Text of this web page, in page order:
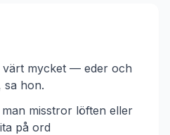
värt mycket — eder och
sa hon.
misstror löften eller
på ord